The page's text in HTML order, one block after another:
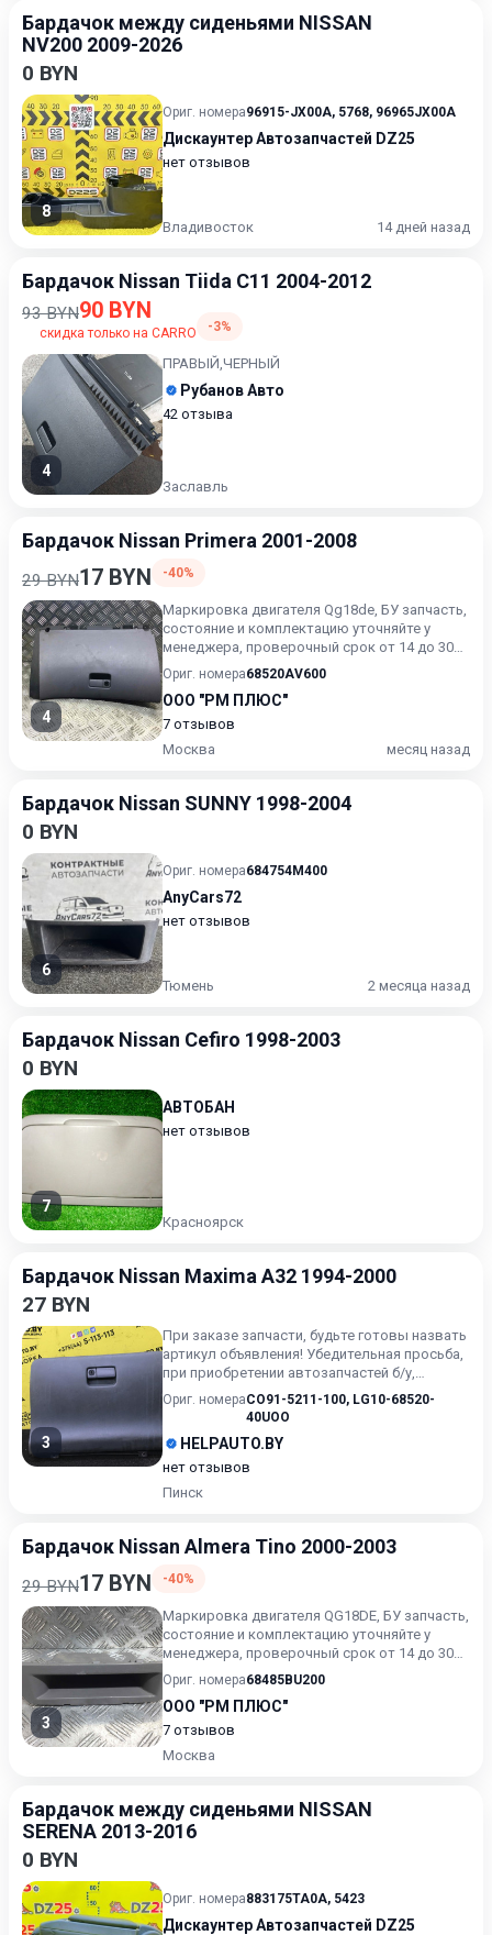
Бардачок между сиденьями NISSAN
NV200 2009-2026
0 BYN
8
Ориг. номера96915-JX00A, 5768, 96965JX00A
Дискаунтер Автозапчастей DZ25
нет отзывов
Владивосток 14 дней назад
Бардачок Nissan Tiida C11 2004-2012
93 BYN90 BYN
скидка только на CARRO -3%
4
ПРАВЫЙ,ЧЕРНЫЙ
Рубанов Авто
42 отзыва
Заславль
Бардачок Nissan Primera 2001-2008
29 BYN17 BYN -40%
4
Маркировка двигателя Qg18de, БУ запчасть,
состояние и комплектацию уточняйте у
менеджера, проверочный срок от 14 до 30
дней.
Ориг. номера68520AV600
ООО "РМ ПЛЮС"
7 отзывов
Москва
месяц назад
Бардачок Nissan SUNNY 1998-2004
0 BYN
6
Ориг. номера684754M400
AnyCars72
нет отзывов
Тюмень 2 месяца назад
Бардачок Nissan Cefiro 1998-2003
0 BYN
7
АВТОБАН
нет отзывов
Красноярск
Бардачок Nissan Maxima A32 1994-2000
27 BYN
3
При заказе запчасти, будьте готовы назвать
артикул объявления! Убедительная просьба,
при приобретении автозапчастей б/у,
внимательно подходи...
Ориг. номераCO91-5211-100, LG10-68520-
40UOO
HELPAUTO.BY
нет отзывов
Пинск
Бардачок Nissan Almera Tino 2000-2003
29 BYN17 BYN -40%
3
Маркировка двигателя QG18DE, БУ запчасть,
состояние и комплектацию уточняйте у
менеджера, проверочный срок от 14 до 30
дней.
Ориг. номера68485BU200
ООО "РМ ПЛЮС"
7 отзывов
Москва
Бардачок между сиденьями NISSAN
SERENA 2013-2016
0 BYN
Ориг. номера883175TA0A, 5423
Дискаунтер Автозапчастей DZ25